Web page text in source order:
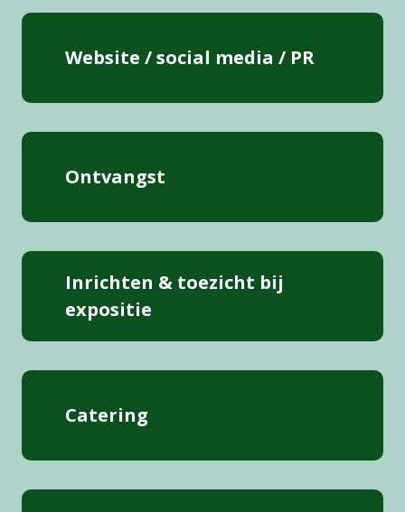
Website / social media / PR
Ontvangst
Inrichten & toezicht bij
expositie
Catering